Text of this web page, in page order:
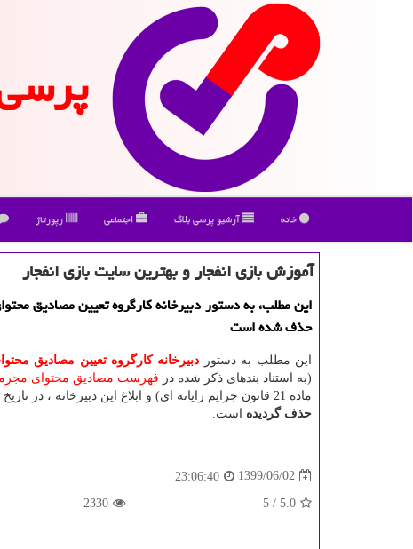
خانه آرشیو پرسی بلاگ اجتماعی رپورتاژ
آموزش بازی انفجار و بهترین سایت بازی انفجار
این مطلب، به دستور دبیرخانه كارگروه تعیین مصادیق
حذف شده است
این مطلب به دستور دبیرخانه كارگروه تعیین مصادیق
(به استناد بندهای ذکر شده در فهرست مصادیق محتوای
ماده 21 قانون جرایم رایانه ای) و ابلاغ این دبیرخانه ، در تاریخ 1400/08/11
حذف گردیده است.
1399/06/02
23:06:40
5.0
/ 5
2330